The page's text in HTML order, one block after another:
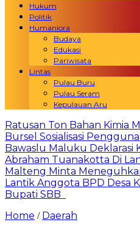
Hukum
Politik
Humaniora
Budaya
Edukasi
Pariwisata
Lintas
Pulau Buru
Pulau Seram
Kepulauan Aru
Ratusan Ton Bahan Kimia
Bursel Sosialisasi
Bawaslu Maluku Deklarasi
Abraham Tuanakotta Di
Malteng Minta
Lantik Anggota BPD Desa
Bupati SBB
Home / Daerah